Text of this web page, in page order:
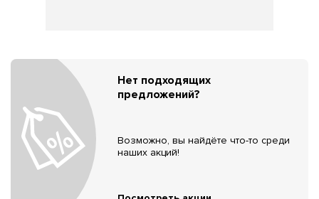
Нет подходящих
предложений?
Возможно, вы найдёте что-то среди
наших акций!